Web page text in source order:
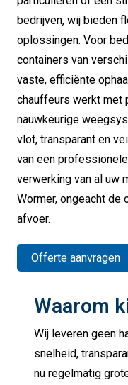
bedrijven, wij bieden
oplossingen. Voor
containers van
vaste, efficiënte
chauffeurs werkt met
nauwkeurige
vlot, transparant en
van een
verwerking van al uw
Wormer, ongeacht de
afvoer.
Offerte aanvragen
Waarom
Wij leveren geen
snelheid,
nu regelmatig